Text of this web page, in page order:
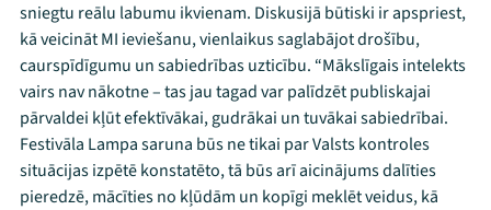
sniegtu reālu labumu ikvienam. Diskusijā būtiski ir apspriest,
kā veicināt MI ieviešanu, vienlaikus saglabājot drošību,
caurspīdīgumu un sabiedrības uzticību. “Mākslīgais intelekts
vairs nav nākotne – tas jau tagad var palīdzēt publiskajai
pārvaldei kļūt efektīvākai, gudrākai un tuvākai sabiedrībai.
Festivāla Lampa saruna būs ne tikai par Valsts kontroles
situācijas izpētē konstatēto, tā būs arī aicinājums dalīties
pieredzē, mācīties no kļūdām un kopīgi meklēt veidus, kā